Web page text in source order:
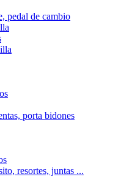
pedal de cambio
porta bidones
resortes, juntas ...